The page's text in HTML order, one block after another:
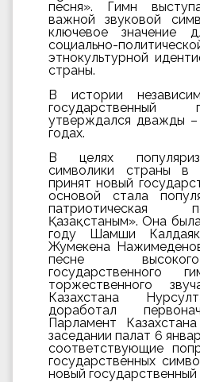
песня». Гимн
важной звуковой
ключевое значение
социально-
этнокультурной
страны.
В истории
утверждался дважды
годах.
В целях
символики страны
принят новый
основой стала
патриотическая
Қазақстаным». Она
году Шамши
Жумекена
песне
государственного
торжественного
Казахстана
доработал
Парламент
заседании палат 6
соответствующие
государственных
новый государственный